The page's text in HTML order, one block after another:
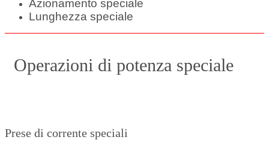
Azionamento speciale
Lunghezza speciale
Operazioni di potenza speciale
Prese di corrente speciali